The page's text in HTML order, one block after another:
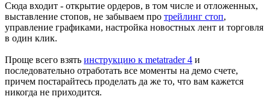
Сюда входит - открытие ордеров, в том числе и отложенных,
выставление стопов, не забываем про трейлинг стоп,
управление графиками, настройка новостных лент и торговля
в один клик.
Проще всего взять инструкцию к metatrader 4 и
последовательно отработать все моменты на демо счете,
причем постарайтесь проделать да же то, что вам кажется
никогда не приходится.